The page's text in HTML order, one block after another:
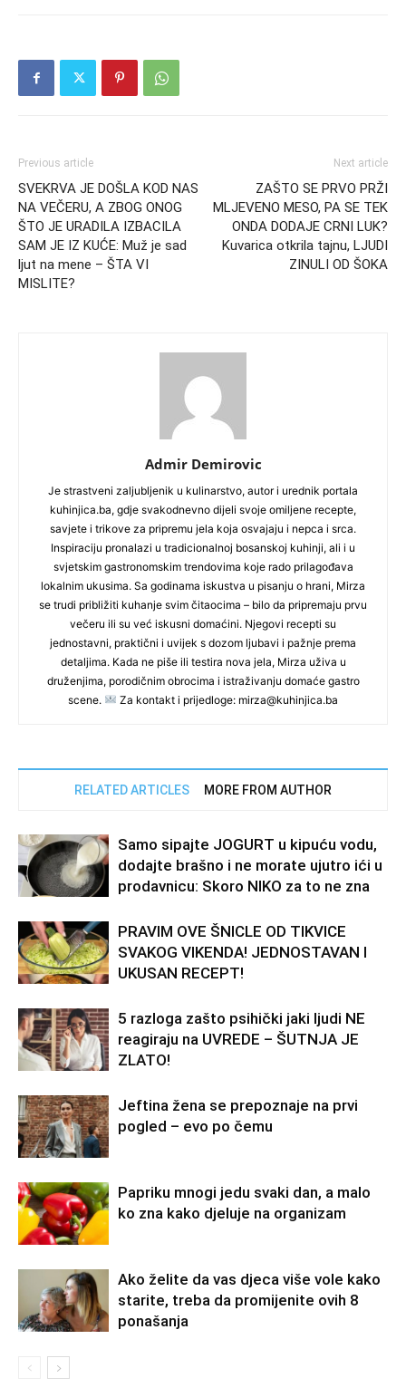
Previous article
SVEKRVA JE DOŠLA KOD NAS
NA VEČERU, A ZBOG ONOG
ŠTO JE URADILA IZBACILA
SAM JE IZ KUĆE: Muž je sad
ljut na mene – ŠTA VI
MISLITE?
Next article
ZAŠTO SE PRVO PRŽI
MLJEVENO MESO, PA SE TEK
ONDA DODAJE CRNI LUK?
Kuvarica otkrila tajnu, LJUDI
ZINULI OD ŠOKA
Admir Demirovic
Je strastveni zaljubljenik u kulinarstvo, autor i urednik portala
kuhinjica.ba, gdje svakodnevno dijeli svoje omiljene recepte,
savjete i trikove za pripremu jela koja osvajaju i nepca i srca.
Inspiraciju pronalazi u tradicionalnoj bosanskoj kuhinji, ali i u
svjetskim gastronomskim trendovima koje rado prilagođava
lokalnim ukusima. Sa godinama iskustva u pisanju o hrani, Mirza
se trudi približiti kuhanje svim čitaocima – bilo da pripremaju prvu
večeru ili su već iskusni domaćini. Njegovi recepti su
jednostavni, praktični i uvijek s dozom ljubavi i pažnje prema
detaljima. Kada ne piše ili testira nova jela, Mirza uživa u
druženjima, porodičnim obrocima i istraživanju domaće gastro
scene.
Za kontakt i prijedloge: mirza@kuhinjica.ba
RELATED ARTICLES MORE FROM AUTHOR
Samo sipajte JOGURT u kipuću vodu,
dodajte brašno i ne morate ujutro ići u
prodavnicu: Skoro NIKO za to ne zna
PRAVIM OVE ŠNICLE OD TIKVICE
SVAKOG VIKENDA! JEDNOSTAVAN I
UKUSAN RECEPT!
5 razloga zašto psihički jaki ljudi NE
reagiraju na UVREDE – ŠUTNJA JE
ZLATO!
Jeftina žena se prepoznaje na prvi
pogled – evo po čemu
Papriku mnogi jedu svaki dan, a malo
ko zna kako djeluje na organizam
Ako želite da vas djeca više vole kako
starite, treba da promijenite ovih 8
ponašanja